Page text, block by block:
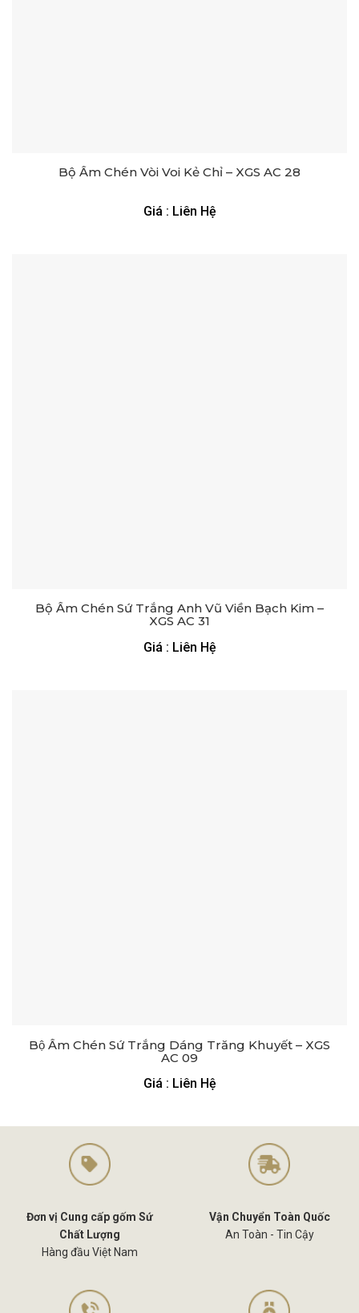
Bộ Ấm Chén Vòi Voi Kẻ Chỉ – XGS AC 28
Giá : Liên Hệ
Bộ Ấm Chén Sứ Trắng Anh Vũ Viền Bạch Kim –
XGS AC 31
Giá : Liên Hệ
Bộ Ấm Chén Sứ Trắng Dáng Trăng Khuyết – XGS
AC 09
Giá : Liên Hệ
Đơn vị Cung cấp gốm Sứ
Chất Lượng
Hàng đầu Việt Nam
Vận Chuyển Toàn Quốc
An Toàn - Tin Cậy